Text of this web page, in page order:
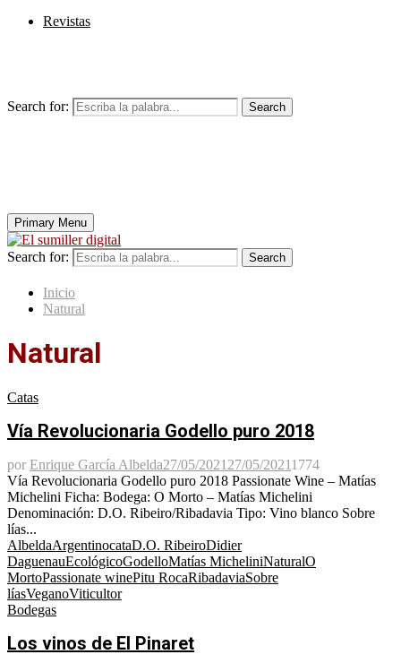
Revistas
Search for: Search
Primary Menu
Search for: Search
Inicio
Natural
Natural
Catas
Vía Revolucionaria Godello puro 2018
por Enrique García Albelda27/05/2021 27/05/20211774
Vía Revolucionaria Godello puro 2018 Passionate Wine – Matías
Michelini Ficha: Bodega: O Morto – Matías Michelini
Denominación: D.O. Ribeiro/Ribadavia Tipo: Vino blanco Sobre
lías...
AlbeldaArgentinocataD.O. RibeiroDidier
DaguenauEcológicoGodelloMatías MicheliniNaturalO
MortoPassionate winePitu RocaRibadaviaSobre
líasVeganoViticultor
Bodegas
Los vinos de El Pinaret